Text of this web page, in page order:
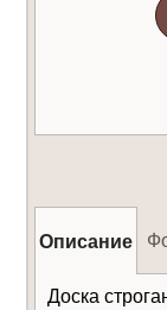
Описание
Доска